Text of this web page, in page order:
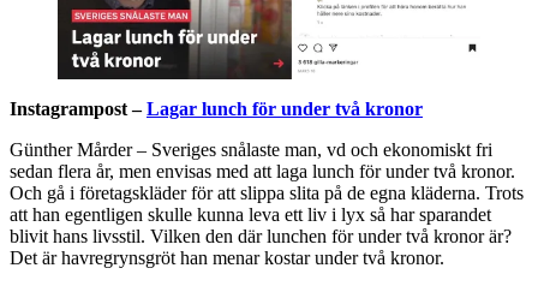
Instagrampost –Lagar lunch för under två kronor
Günther Mårder – Sveriges snålaste man, vd och ekonomiskt fri
sedan flera år, men envisas med att laga lunch för under två kronor.
Och gå i företagskläder för att slippa slita på de egna kläderna. Trots
att han egentligen skulle kunna leva ett liv i lyx så har sparandet
blivit hans livsstil. Vilken den där lunchen för under två kronor är?
Det är havregrynsgröt han menar kostar under två kronor.